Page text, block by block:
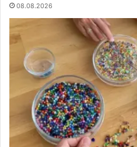
08.08.2026